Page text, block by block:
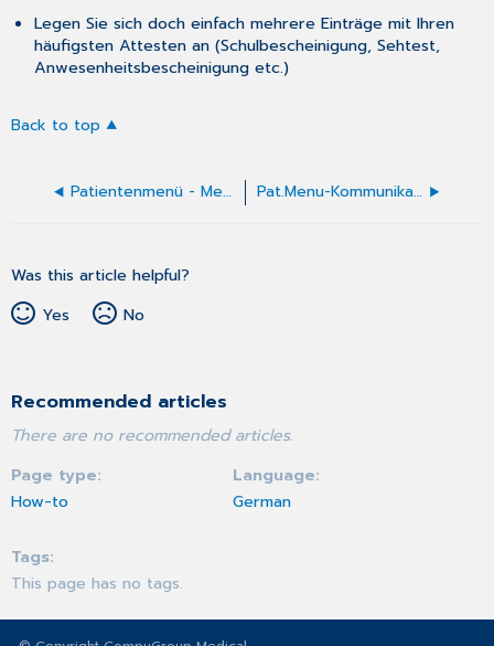
Legen Sie sich doch einfach mehrere Einträge mit Ihren
häufigsten Attesten an (Schulbescheinigung, Sehtest,
Anwesenheitsbescheinigung etc.)
Back to top
Patientenmenü - Mehrere Überweisungen für einen Patienten drucken Pat.Menu-Kommunikation
Was this article helpful?
Yes
No
Recommended articles
There are no recommended articles.
Page type
How-to
Language
German
Tags
This page has no tags.